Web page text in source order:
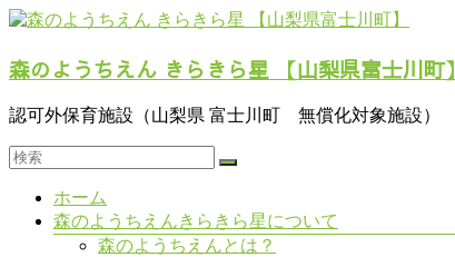
コ
テ
ツ
ス
森のようちえん きらきら星 【山梨県富士川町】
認可外保育施設（山梨県 富士川町 無償化対象施設）
ホーム
森のようちえんきらきら星について
森のようちえんとは？